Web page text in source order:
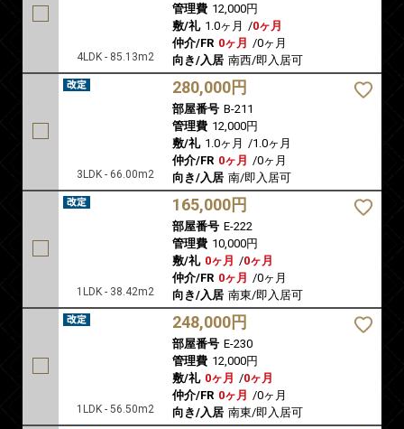
4LDK - 85.13m2
管理費 12,000円
敷/礼 1.0ヶ月 /0ヶ月
仲介/FR 0ヶ月 /0ヶ月
向き/入居 南西/即入居可
3LDK - 66.00m2
280,000円
部屋番号 B-211
管理費 12,000円
敷/礼 1.0ヶ月 /1.0ヶ月
仲介/FR 0ヶ月 /0ヶ月
向き/入居 南/即入居可
1LDK - 38.42m2
165,000円
部屋番号 E-222
管理費 10,000円
敷/礼 0ヶ月 /0ヶ月
仲介/FR 0ヶ月 /0ヶ月
向き/入居 南東/即入居可
1LDK - 56.50m2
248,000円
部屋番号 E-230
管理費 12,000円
敷/礼 0ヶ月 /0ヶ月
仲介/FR 0ヶ月 /0ヶ月
向き/入居 南東/即入居可